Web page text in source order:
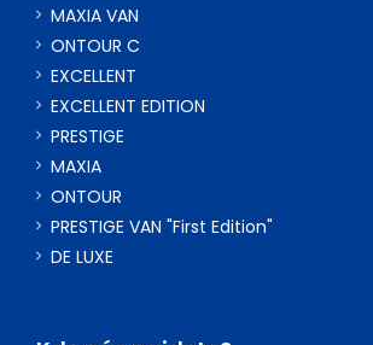
MAXIA VAN
ONTOUR C
EXCELLENT
EXCELLENT EDITION
PRESTIGE
MAXIA
ONTOUR
PRESTIGE VAN "First Edition"
DE LUXE